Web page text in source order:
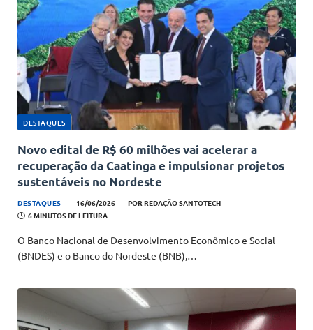
DESTAQUES
Novo edital de R$ 60 milhões vai acelerar a
recuperação da Caatinga e impulsionar projetos
sustentáveis no Nordeste
DESTAQUES 16/06/2026 POR REDAÇÃO SANTOTECH
6 MINUTOS DE LEITURA
O Banco Nacional de Desenvolvimento Econômico e Social
(BNDES) e o Banco do Nordeste (BNB),…